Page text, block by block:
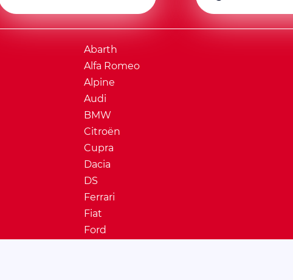
Abarth
Alfa Romeo
Alpine
Audi
BMW
Citroën
Cupra
Dacia
DS
Ferrari
Fiat
Ford